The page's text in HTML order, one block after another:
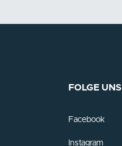
FOLGE UNS
Facebook
Instagram